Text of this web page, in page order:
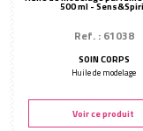
500 ml -
Ref. : 61038
SOIN CORPS
Huile de modelage
Voir ce produit